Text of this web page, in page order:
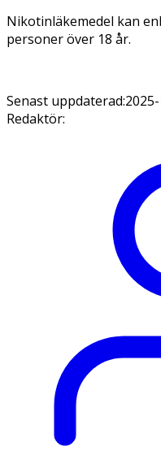
Nikotinläkemedel kan
personer över 18 år.
Senast uppdaterad:
Redaktör: